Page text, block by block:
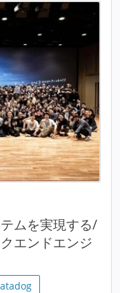
ムを実現する/
エンドエンジ